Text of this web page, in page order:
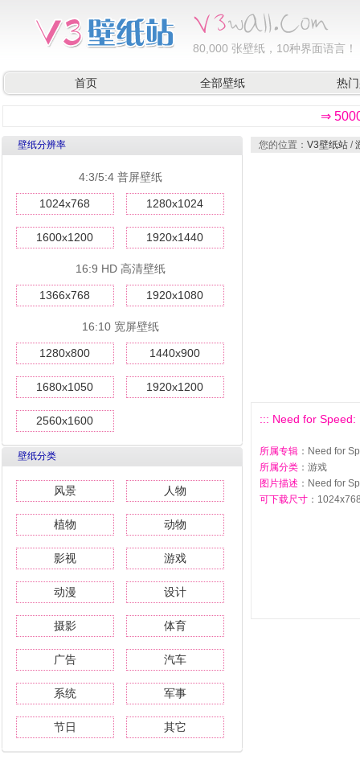
80,000 张壁纸，10种界面语言！
首页 全部壁纸 热
⇒
壁纸分辨率
4:3/5:4 普屏壁纸
1024x768 1280x1024
1600x1200 1920x1440
16:9 HD 高清壁纸
1366x768 1920x1080
16:10 宽屏壁纸
1280x800 1440x900
1680x1050 1920x1200
2560x1600
壁纸分类
风景 人物
植物 动物
影视 游戏
动漫 设计
摄影 体育
广告 汽车
系统 军事
节日 其它
您的位置： V3壁纸站 /
::: Need for Speed:
所属专辑 ：Need for
所属分类 ：游戏
图片描述 ：Need for
可下载尺寸 ：